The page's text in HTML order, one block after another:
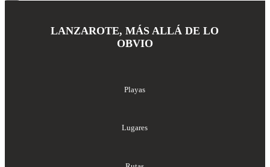
LANZAROTE, MÁS ALLÁ DE LO
OBVIO
Playas
Lugares